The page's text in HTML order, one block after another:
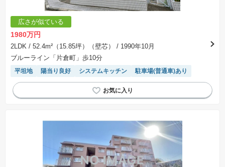
広さが似ている
1980万円
2LDK / 52.4m²（15.85坪）（壁芯）
/ 1990年10月
ブルーライン「片倉町」歩10分
平坦地 陽当り良好 システムキッチン 駐車場(普通車)あり